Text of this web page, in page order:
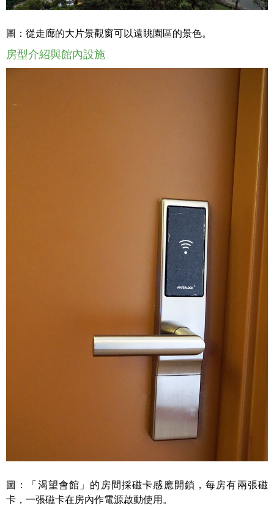
圖：從走廊的大片景觀窗可以遠眺園區的景色。
房型介紹與館內設施
圖：「渴望會館」的房間採磁卡感應開鎖，每房有兩張磁
卡，一張磁卡在房內作電源啟動使用。